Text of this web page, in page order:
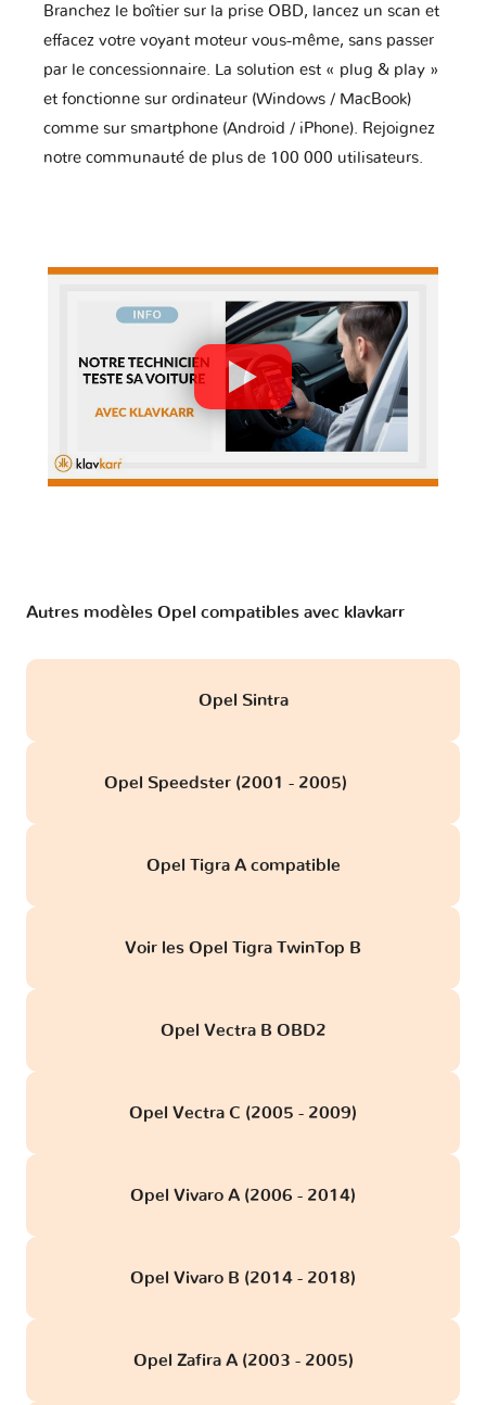
Branchez le boîtier sur la prise OBD, lancez un scan et
effacez votre voyant moteur vous-même, sans passer
par le concessionnaire. La solution est « plug & play »
et fonctionne sur ordinateur (Windows / MacBook)
comme sur smartphone (Android / iPhone). Rejoignez
notre communauté de plus de 100 000 utilisateurs.
Autres modèles Opel compatibles avec klavkarr
Opel Sintra
Opel Speedster (2001 - 2005)
Opel Tigra A compatible
Voir les Opel Tigra TwinTop B
Opel Vectra B OBD2
Opel Vectra C (2005 - 2009)
Opel Vivaro A (2006 - 2014)
Opel Vivaro B (2014 - 2018)
Opel Zafira A (2003 - 2005)